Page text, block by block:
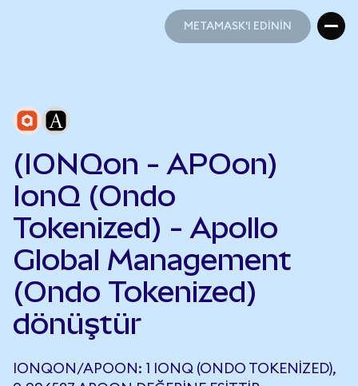
METAMASK'I EDİNİN
(IONQon - APOon)
IonQ (Ondo
Tokenized) - Apollo
Global Management
(Ondo Tokenized)
dönüştür
IONQON/APOON: 1 IONQ (ONDO TOKENIZED),